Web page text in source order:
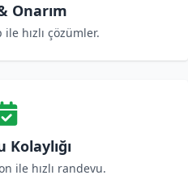
Onarım
hızlı çözümler.
Kolaylığı
ile hızlı randevu.